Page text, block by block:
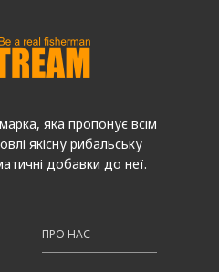
яка пропонує всім
якісну рибальську
добавки до неї.
ПРО НАС